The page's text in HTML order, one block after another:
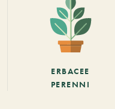
ERBACEE
PERENNI